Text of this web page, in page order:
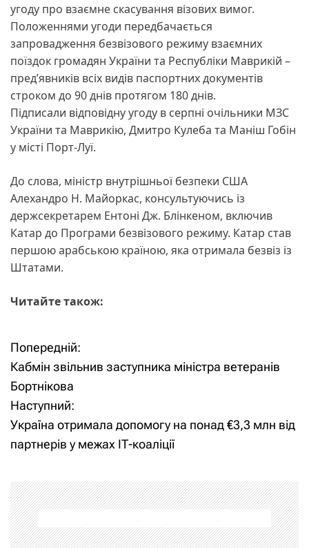
угоду про взаємне скасування візових вимог.
Положеннями угоди передбачається
запровадження безвізового режиму взаємних
поїздок громадян України та Республіки Маврикій –
предʼявників всіх видів паспортних документів
строком до 90 днів протягом 180 днів.
Підписали відповідну угоду в серпні очільники МЗС
України та Маврикію, Дмитро Кулеба та Маніш Гобін
у місті Порт-Луї.
До слова, міністр внутрішньої безпеки США
Алехандро Н. Майоркас, консультуючись із
держсекретарем Ентоні Дж. Блінкеном, включив
Катар до Програми безвізового режиму. Катар став
першою арабською країною, яка отримала безвіз із
Штатами.
Читайте також:
Н
а
в
і
а
ц
Попередній:
Кабмін звільнив заступника міністра ветеранів
Бортнікова
Наступний:
Україна отримала допомогу на понад €3,3 млн від
партнерів у межах ІТ-коаліції